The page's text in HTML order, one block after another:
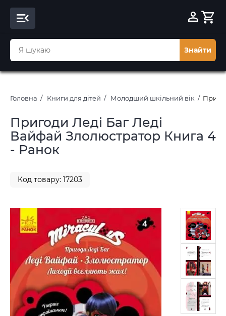
Знайти
Головна Книги для дітей Молодший шкільний вік
Пригоди Леді Баг Леді
Вайфай Злолюстратор Книга 4
- Ранок
Код товару: 17203